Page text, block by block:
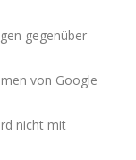
gegenüber
von Google
nicht mit